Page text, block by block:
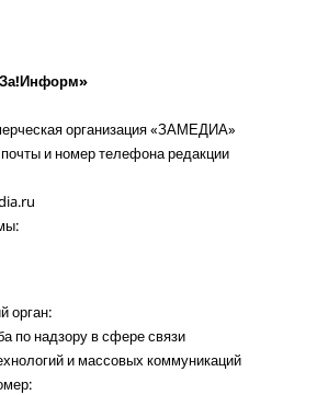
организация «ЗАМЕДИА»
и номер телефона редакции
орган:
по надзору в сфере связи
и массовых коммуникаций